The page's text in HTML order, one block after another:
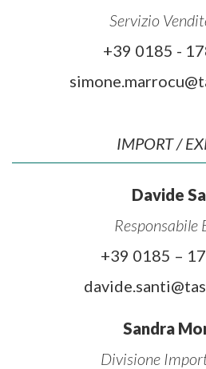
Servizio
+39 0185 -
IMPORT /
Davide
Responsabile
+39 0185 –
Sandra
Divisione